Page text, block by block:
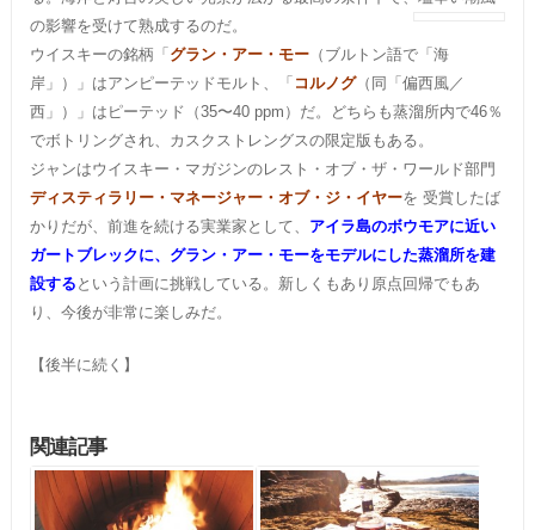
の影響を受けて熟成するのだ。
ウイスキーの銘柄「 グラン・アー・モー（ブルトン語で「海
岸」）」はアンピーテッドモルト、「 コルノグ（同「偏西風／
西」）」はピーテッド（35〜40 ppm）だ。どちらも蒸溜所内で46％
でボトリングされ、カスクストレングスの限定版もある。
ジャンはウイスキー・マガジンのレスト・オブ・ザ・ワールド部門
ディスティラリー・マネージャー・オブ・ジ・イヤーを 受賞したば
かりだが、前進を続ける実業家として、 アイラ島のボウモアに近い
ガートブレックに、グラン・アー・モーをモデルにした蒸溜所を建
設する という計画に挑戦している。新しくもあり原点回帰でもあ
り、今後が非常に楽しみだ。
【後半に続く】
関連記事